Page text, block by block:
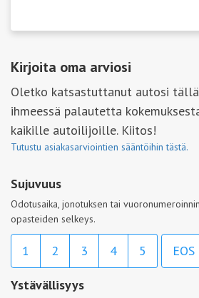
Kirjoita oma arviosi
Oletko katsastuttanut autosi tällä
ihmeessä palautetta
kaikille autoilijoille. Kiitos!
Tutustu asiakasarviointien sääntöihin tästä.
Sujuvuus
Odotusaika, jonotuksen tai
opasteiden selkeys.
1 2 3 4 5 EOS
Ystävällisyys